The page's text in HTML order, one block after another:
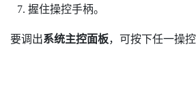
握住操控手柄。
要调出系统主控面板，可按下任一操